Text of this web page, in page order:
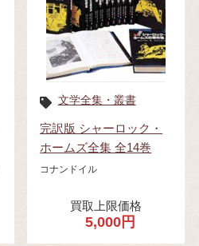
文学全集・叢書
完訳版 シャーロック・
ホームズ全集 全14巻
コナンドイル
買取上限価格
5,000円